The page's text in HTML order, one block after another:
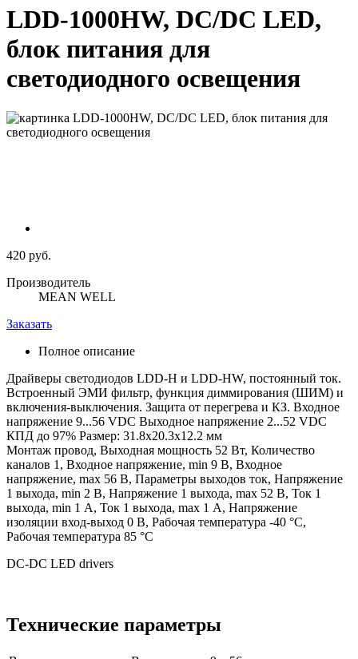
LDD-1000HW, DC/DC LED,
блок питания для
светодиодного освещения
420 руб.
Производитель
MEAN WELL
Заказать
Полное описание
Драйверы светодиодов LDD-H и LDD-HW, постоянный ток.
Встроенный ЭМИ фильтр, функция диммирования (ШИМ) и
включения-выключения. Защита от перегрева и КЗ. Входное
напряжение 9...56 VDC Выходное напряжение 2...52 VDC
КПД до 97% Размер: 31.8х20.3х12.2 мм
Монтаж провод, Выходная мощность 52 Вт, Количество
каналов 1, Входное напряжение, min 9 В, Входное
напряжение, max 56 В, Параметры выходов ток, Напряжение
1 выхода, min 2 В, Напряжение 1 выхода, max 52 В, Ток 1
выхода, min 1 А, Ток 1 выхода, max 1 А, Напряжение
изоляции вход-выход 0 В, Рабочая температура -40 °C,
Рабочая температура 85 °C
DC-DC LED drivers
Технические параметры